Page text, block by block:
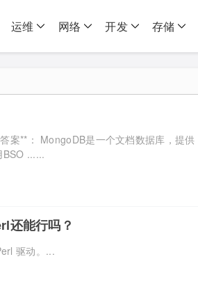
运维 网络 开发 存储
案**： MongoDB是一个文档数据库，提供
BSO ......
还能行吗？
驱动。...